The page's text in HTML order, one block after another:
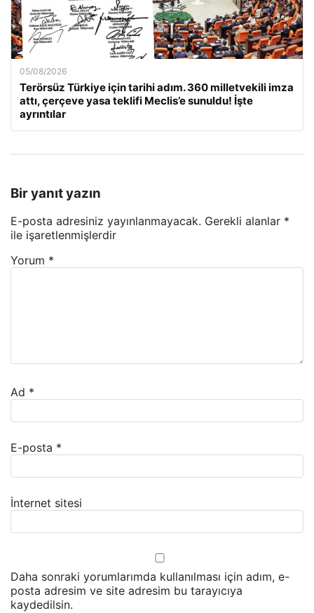
05/08/2026
Terörsüz Türkiye için tarihi adım. 360 milletvekili imza
attı, çerçeve yasa teklifi Meclis’e sunuldu! İşte
ayrıntılar
Bir yanıt yazın
E-posta adresiniz yayınlanmayacak. Gerekli alanlar *
ile işaretlenmişlerdir
Yorum *
Ad *
E-posta *
İnternet sitesi
Daha sonraki yorumlarımda kullanılması için adım, e-
posta adresim ve site adresim bu tarayıcıya
kaydedilsin.